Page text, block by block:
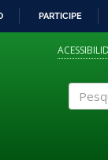
PARTICIPE